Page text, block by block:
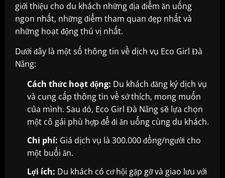
giới thiệu cho du khách những địa điểm ăn uống
ngon nhất, những điểm tham quan đẹp nhất và
những hoạt động thú vị nhất.
Dưới đây là một số thông tin về dịch vụ Eco Girl Đà
Nẵng:
Cách thức hoạt động: Du khách đăng ký dịch vụ
và cung cấp thông tin về sở thích, mong muốn
của mình. Sau đó, Eco Girl Đà Nẵng sẽ lựa chọn
một cô gái phù hợp để đi ăn uống cùng du khách.
Chi phí: Giá dịch vụ là 300.000 đồng/người cho
một buổi ăn.
Lợi ích: Du khách có cơ hội gặp gỡ và giao lưu với